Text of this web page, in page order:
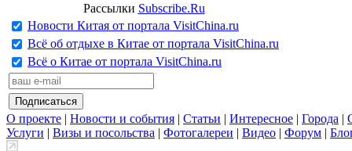
Рассылки Subscribe.Ru
Новости Китая от портала VisitChina.ru
Всё об отдыхе в Китае от портала VisitChina.ru
Всё о Китае от портала VisitChina.ru
О проекте | Новости и события | Статьи | Интересное | Города |
Услуги | Визы и посольства | Фотогалереи | Видео | Форум |